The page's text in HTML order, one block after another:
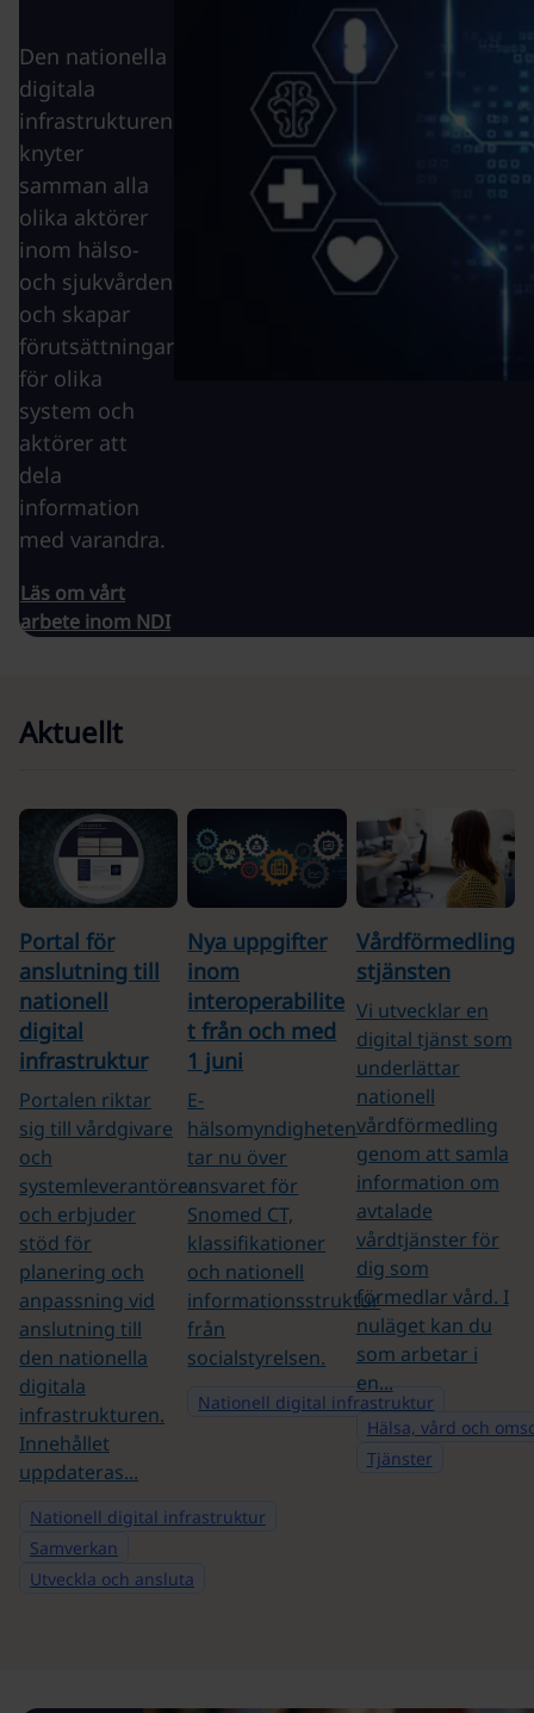
Den nationella
digitala
infrastrukturen
knyter
samman alla
olika aktörer
inom hälso-
och sjukvården
och skapar
förutsättningar
för olika
system och
aktörer att
dela
information
med varandra.
Läs om vårt
arbete inom NDI
Aktuellt
Portal för
anslutning till
nationell
digital
infrastruktur
Nationell digital infrastruktur
Samverkan
Utveckla och ansluta
Portalen riktar
sig till vårdgivare
och
systemleverantörer
och erbjuder
stöd för
planering och
anpassning vid
anslutning till
den nationella
digitala
infrastrukturen.
Innehållet
uppdateras...
Nya uppgifter
inom
interoperabilite
t från och med
1 juni
Nationell digital infrastruktur
E-
hälsomyndigheten
tar nu över
ansvaret för
Snomed CT,
klassifikationer
och nationell
informationsstruktur
från
socialstyrelsen.
Vårdförmedling
stjänsten
Hälsa, vård och
Tjänster
Vi utvecklar en
digital tjänst som
underlättar
nationell
vårdförmedling
genom att samla
information om
avtalade
vårdtjänster för
dig som
förmedlar vård. I
nuläget kan du
som arbetar i
en...